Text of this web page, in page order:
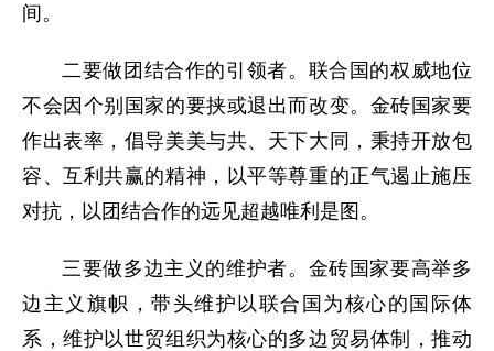
间。
二要做团结合作的引领者。联合国的权威地位
不会因个别国家的要挟或退出而改变。金砖国家要
作出表率，倡导美美与共、天下大同，秉持开放包
容、互利共赢的精神，以平等尊重的正气遏止施压
对抗，以团结合作的远见超越唯利是图。
三要做多边主义的维护者。金砖国家要高举多
边主义旗帜，带头维护以联合国为核心的国际体
系，维护以世贸组织为核心的多边贸易体制，推动